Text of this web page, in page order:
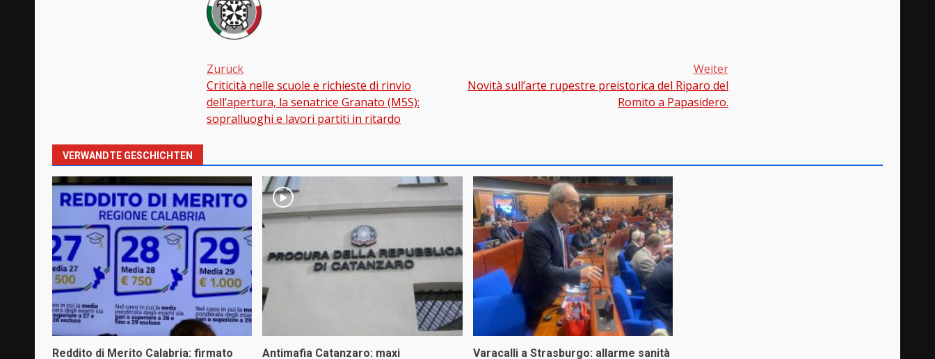
Beitragsnavigation
Zurück
Criticità nelle scuole e richieste di rinvio
dell’apertura, la senatrice Granato (M5S):
sopralluoghi e lavori partiti in ritardo
Weiter
Novità sull’arte rupestre preistorica del Riparo del
Romito a Papasidero.
VERWANDTE GESCHICHTEN
Reddito di Merito Calabria: firmato Antimafia Catanzaro: maxi Varacalli a Strasburgo: allarme sanità